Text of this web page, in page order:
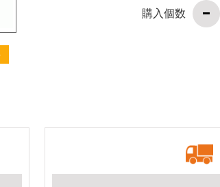
購入個数